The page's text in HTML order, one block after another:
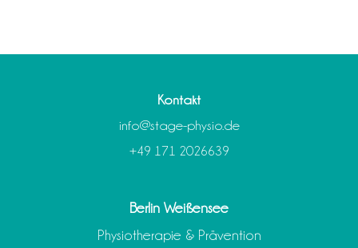
Kontakt
info@stage-physio.de
+49 171 2026639
Berlin Weißensee
Physiotherapie & Prävention